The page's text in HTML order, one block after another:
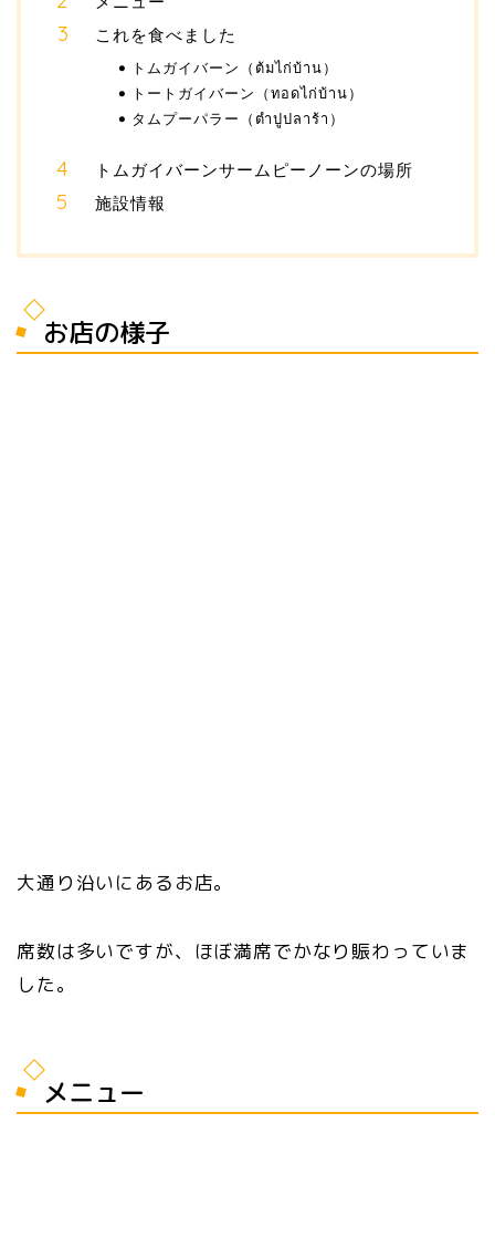
これを食べました
トムガイバーン（ต้มไก่บ้าน）
トートガイバーン（ทอดไก่บ้าน）
タムプーパラー（ตำปูปลาร้า）
トムガイバーンサームピーノーンの場所
施設情報
お店の様子
大通り沿いにあるお店。
席数は多いですが、ほぼ満席でかなり賑わっていま
した。
メニュー